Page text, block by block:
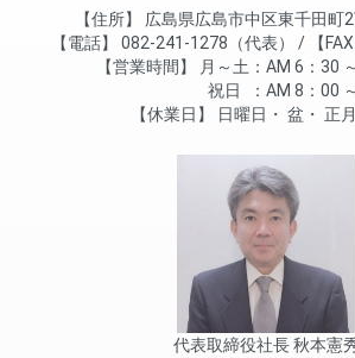
住所
広島県広島市中区東千田町
電話
082-241-1278（代表） FAX
営業時間
月～土
AM 6：30
祝日
AM 8：00
休業日
日曜日 盆 正月
代表取締役社長 秋本憲